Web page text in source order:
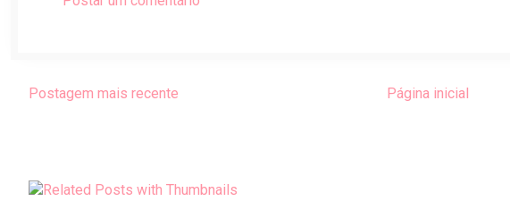
Postagem mais recente Página inicial